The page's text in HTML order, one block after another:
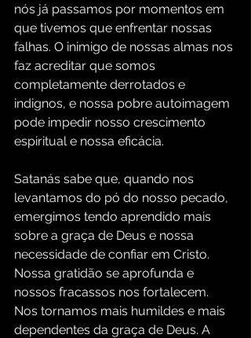
nós já passamos por momentos em
que tivemos que enfrentar nossas
falhas. O inimigo de nossas almas nos
faz acreditar que somos
completamente derrotados e
indignos, e nossa pobre autoimagem
pode impedir nosso crescimento
espiritual e nossa eficácia.
Satanás sabe que, quando nos
levantamos do pó do nosso pecado,
emergimos tendo aprendido mais
sobre a graça de Deus e nossa
necessidade de confiar em Cristo.
Nossa gratidão se aprofunda e
nossos fracassos nos fortalecem.
Nos tornamos mais humildes e mais
dependentes da graça de Deus. A